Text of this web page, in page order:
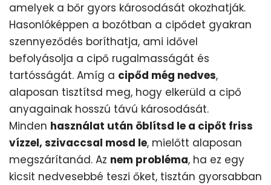
amelyek a bőr gyors károsodását okozhatják.
Hasonlóképpen a bozótban a cipődet gyakran
szennyeződés boríthatja, ami idővel
befolyásolja a cipő rugalmasságát és
tartósságát. Amíg a cipőd még nedves,
alaposan tisztítsd meg, hogy elkerüld a cipő
anyagainak hosszú távú károsodását.
Minden használat után öblítsd le a cipőt friss
vízzel, szivaccsal mosd le, mielőtt alaposan
megszárítanád. Az nem probléma, ha ez egy
kicsit nedvesebbé teszi őket, tisztán gyorsabban